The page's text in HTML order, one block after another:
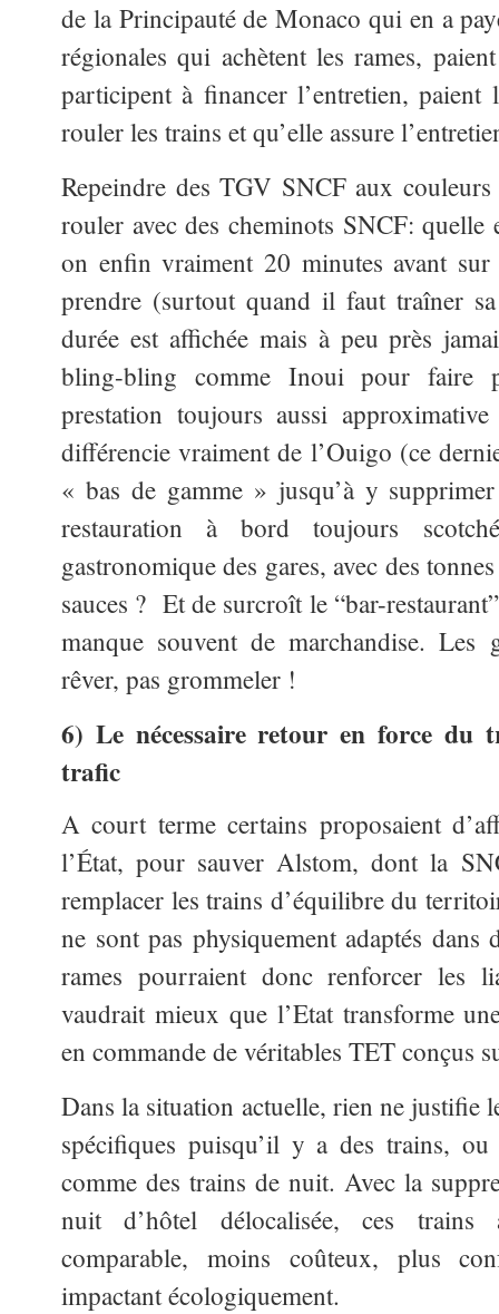
de la Principauté de Monaco qui en a
régionales qui achètent les rames,
participent à financer l’entretien, paient
rouler les trains et qu’elle assure
Repeindre des TGV SNCF aux
rouler avec des cheminots SNCF: quelle
on enfin vraiment 20 minutes avant
prendre (surtout quand il faut traîner
durée est affichée mais à peu près
bling-bling comme Inoui pour faire
prestation toujours aussi
différencie vraiment de l’Ouigo (ce
« bas de gamme » jusqu’à y
restauration à bord toujours
gastronomique des gares, avec des
sauces ? Et de surcroît le “bar-
manque souvent de marchandise.
rêver, pas grommeler !
6) Le nécessaire retour en force du
trafic
A court terme certains proposaient
l’État, pour sauver Alstom, dont la
remplacer les trains d’équilibre du
ne sont pas physiquement adaptés dans
rames pourraient donc renforcer les
vaudrait mieux que l’Etat transforme
en commande de véritables TET conçus
Dans la situation actuelle, rien ne justifie
spécifiques puisqu’il y a des trains,
comme des trains de nuit. Avec la
nuit d’hôtel délocalisée, ces trains
comparable, moins coûteux, plus
impactant écologiquement.